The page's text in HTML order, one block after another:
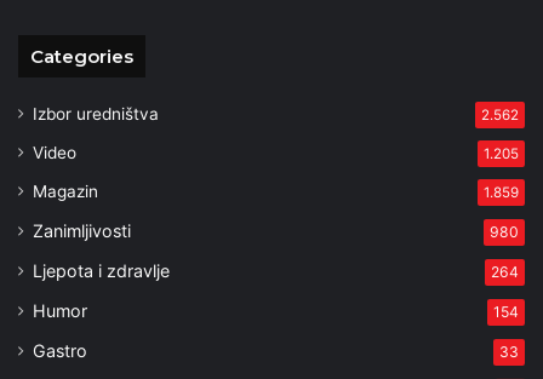
Categories
Izbor uredništva 2.562
Video 1.205
Magazin 1.859
Zanimljivosti 980
Ljepota i zdravlje 264
Humor 154
Gastro 33